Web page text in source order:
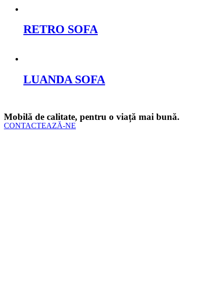
RETRO SOFA
LUANDA SOFA
Mobilă de calitate, pentru o viață mai bună.
CONTACTEAZĂ-NE